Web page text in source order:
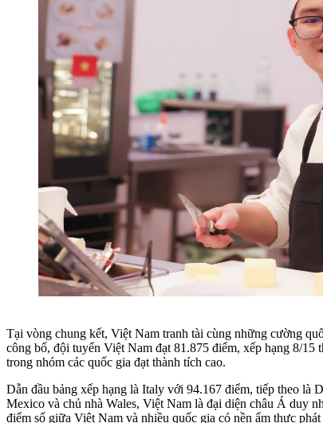
Tại vòng chung kết, Việt Nam tranh tài cùng những cường
công bố, đội tuyển Việt Nam đạt 81.875 điểm, xếp hạng 8/
trong nhóm các quốc gia đạt thành tích cao.
Dẫn đầu bảng xếp hạng là Italy với 94.167 điểm, tiếp theo là
Mexico và chủ nhà Wales, Việt Nam là đại diện châu Á duy
điểm số giữa Việt Nam và nhiều quốc gia có nền ẩm thực